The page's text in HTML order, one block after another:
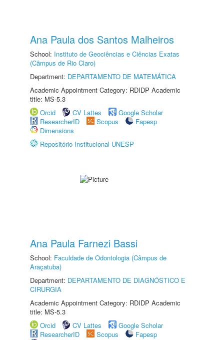
Ana Paula dos Santos Malheiros
School: Instituto de Geociências e Ciências Exatas
(Câmpus de Rio Claro)
Department: DEPARTAMENTO DE MATEMÁTICA
Academic Appointment Category: RDIDP Academic
title: MS-5.3
Orcid
CV Lattes
Google Scholar
ResearcherID
Scopus
Fapesp
Dimensions
Repositório Institucional UNESP
Ana Paula Farnezi Bassi
School: Faculdade de Odontologia (Câmpus de
Araçatuba)
Department: DEPARTAMENTO DE DIAGNÓSTICO E
CIRURGIA
Academic Appointment Category: RDIDP Academic
title: MS-5.3
Orcid
CV Lattes
Google Scholar
ResearcherID
Scopus
Fapesp